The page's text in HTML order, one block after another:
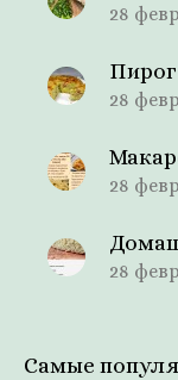
28
28
28
28
Самые